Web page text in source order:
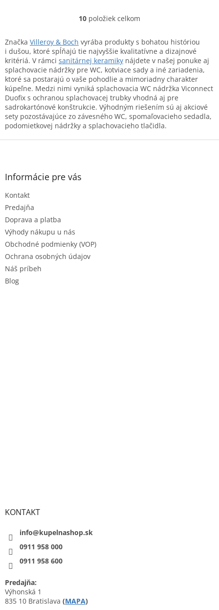
produktu: 92099600.
O
l
á
d
a
c
i
e
p
r
v
y
10 položiek celkom
Značka Villeroy & Boch vyrába produkty s bohatou históriou
i dušou, ktoré spĺňajú tie najvyššie kvalitatívne a dizajnové
kritériá. V rámci sanitárnej keramiky nájdete v našej ponuke aj
splachovacie nádržky pre WC, kotviace sady a iné zariadenia,
ktoré sa postarajú o vaše pohodlie a mimoriadny charakter
kúpeľne. Medzi nimi vyniká splachovacia WC nádržka Viconnect
Duofix s ochranou splachovacej trubky vhodná aj pre
sadrokartónové konštrukcie. Výhodným riešením sú aj akciové
sety pozostávajúce zo závesného WC, spomaľovacieho sedadla,
podomietkovej nádržky a splachovacieho tlačidla.
Z
Informácie pre vás
Kontakt
Predajňa
Doprava a platba
Výhody nákupu u nás
Obchodné podmienky (VOP)
Ochrana osobných údajov
Náš príbeh
Blog
KONTAKT
info@kupelnashop.sk
0911 958 000
0911 958 600
Predajňa:
Výhonská 1
835 10 Bratislava (MAPA)